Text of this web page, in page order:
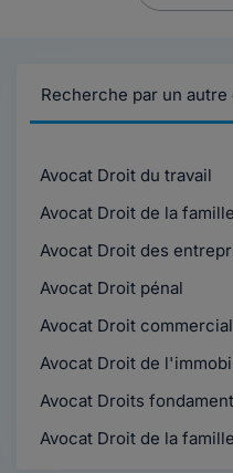
Recherche par un
Avocat Droit du travail
Avocat Droit de la famille
Avocat Droit des
Avocat Droit pénal
Avocat Droit commercial
Avocat Droit de
Avocat Droits
Avocat Droit de la famille